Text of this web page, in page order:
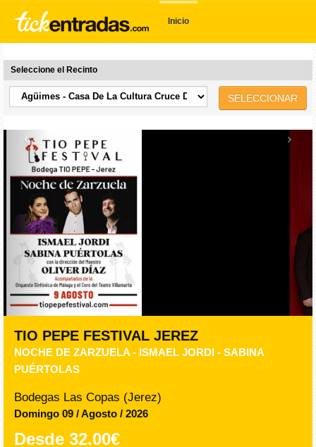
Inicio
Seleccione el Recinto
SELECCIONAR
‹ ›
TIO PEPE FESTIVAL JEREZ
NOCHE DE ZARZUELA - ISMAEL JORDI - SABINA
PUÉRTOLAS
Bodegas Las Copas (Jerez)
Domingo 09 / Agosto / 2026
Desde 32.00€